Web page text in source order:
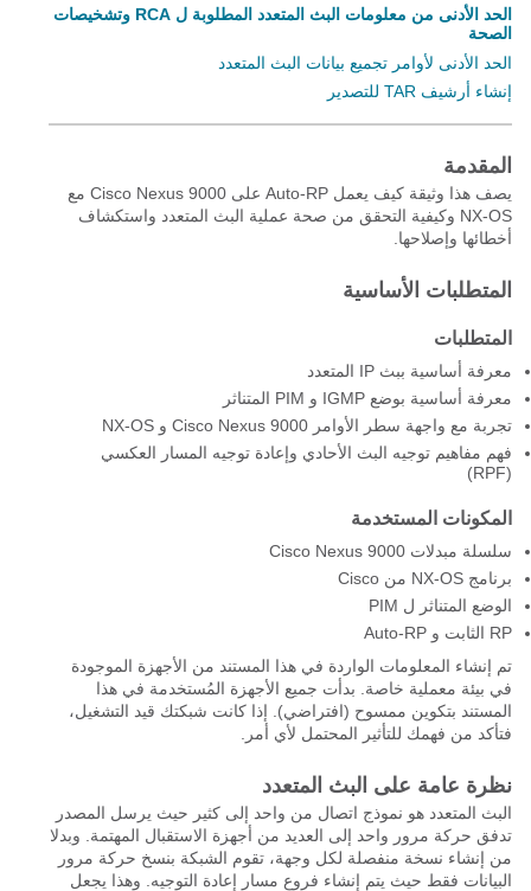
الحد الأدنى من معلومات البث المتعدد المطلوبة ل RCA وتشخيصات
الصحة
الحد الأدنى لأوامر تجميع بيانات البث المتعدد
إنشاء أرشيف TAR للتصدير
المقدمة
يصف هذا وثيقة كيف يعمل Auto-RP على Cisco Nexus 9000 مع
NX-OS وكيفية التحقق من صحة عملية البث المتعدد واستكشاف
أخطائها وإصلاحها.
المتطلبات الأساسية
المتطلبات
معرفة أساسية ببث IP المتعدد
معرفة أساسية بوضع IGMP و PIM المتناثر
تجربة مع واجهة سطر الأوامر Cisco Nexus 9000 و NX-OS
فهم مفاهيم توجيه البث الأحادي وإعادة توجيه المسار العكسي
(RPF)
المكونات المستخدمة
سلسلة مبدلات Cisco Nexus 9000
برنامج NX-OS من Cisco
الوضع المتناثر ل PIM
RP الثابت و Auto-RP
تم إنشاء المعلومات الواردة في هذا المستند من الأجهزة الموجودة
في بيئة معملية خاصة. بدأت جميع الأجهزة المُستخدمة في هذا
المستند بتكوين ممسوح (افتراضي). إذا كانت شبكتك قيد التشغيل،
فتأكد من فهمك للتأثير المحتمل لأي أمر.
نظرة عامة على البث المتعدد
البث المتعدد هو نموذج اتصال من واحد إلى كثير حيث يرسل المصدر
تدفق حركة مرور واحد إلى العديد من أجهزة الاستقبال المهتمة. وبدلا
من إنشاء نسخة منفصلة لكل وجهة، تقوم الشبكة بنسخ حركة مرور
البيانات فقط حيث يتم إنشاء فروع مسار إعادة التوجيه. وهذا يجعل